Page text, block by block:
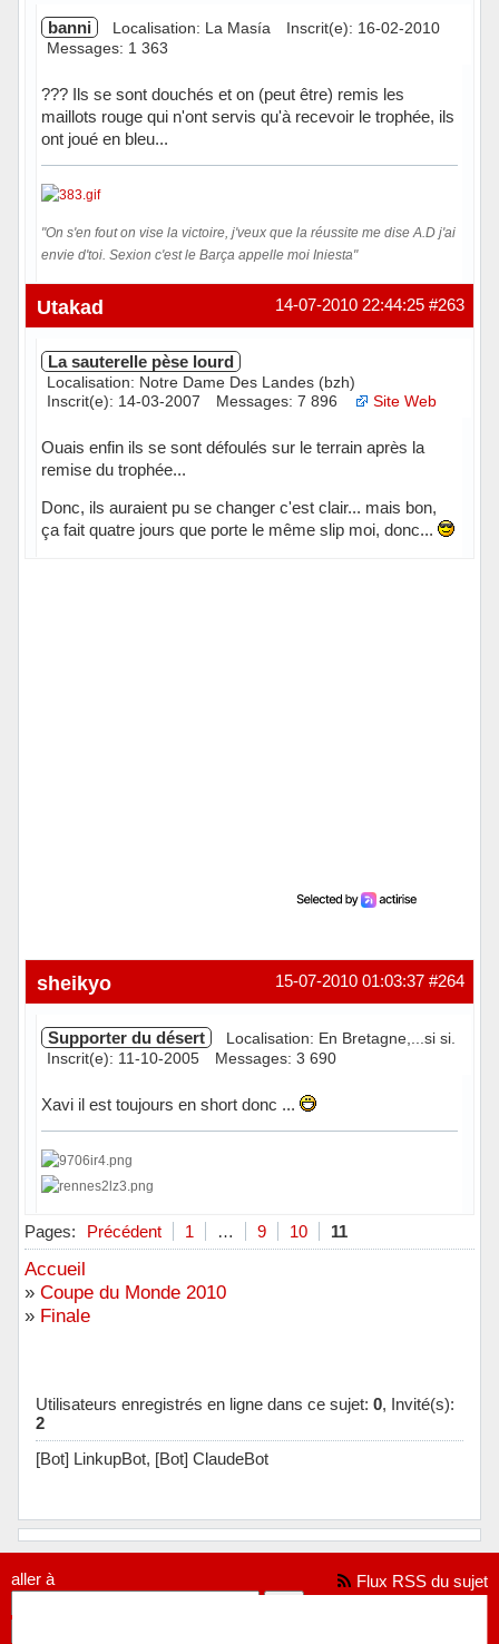
banni Localisation: La Masía
Inscrit(e): 16-02-2010
Messages: 1 363
??? Ils se sont douchés et on (peut être) remis les
maillots rouge qui n'ont servis qu'à recevoir le trophée, ils
ont joué en bleu...
"On s'en fout on vise la victoire, j'veux que la réussite me dise A.D j'ai
envie d'toi. Sexion c'est le Barça appelle moi Iniesta"
Hors ligne #263
14-07-2010 22:44:25
Utakad
La sauterelle pèse lourd
Localisation: Notre Dame Des Landes (bzh)
Inscrit(e): 14-03-2007
Messages: 7 896 Site Web
Ouais enfin ils se sont défoulés sur le terrain après la
remise du trophée...
Donc, ils auraient pu se changer c'est clair... mais bon,
ça fait quatre jours que porte le même slip moi, donc...
#264
15-07-2010 01:03:37
sheikyo
Supporter du désert
Localisation: En Bretagne,...si si.
Inscrit(e): 11-10-2005
Messages: 3 690
Xavi il est toujours en short donc ...
Hors ligne
Pages: Précédent 1 … 9 10 11
Accueil
» Coupe du Monde 2010
» Finale
Utilisateurs enregistrés en ligne dans ce sujet: 0, Invité(s):
2
[Bot] LinkupBot, [Bot] ClaudeBot
aller à Flux RSS du sujet